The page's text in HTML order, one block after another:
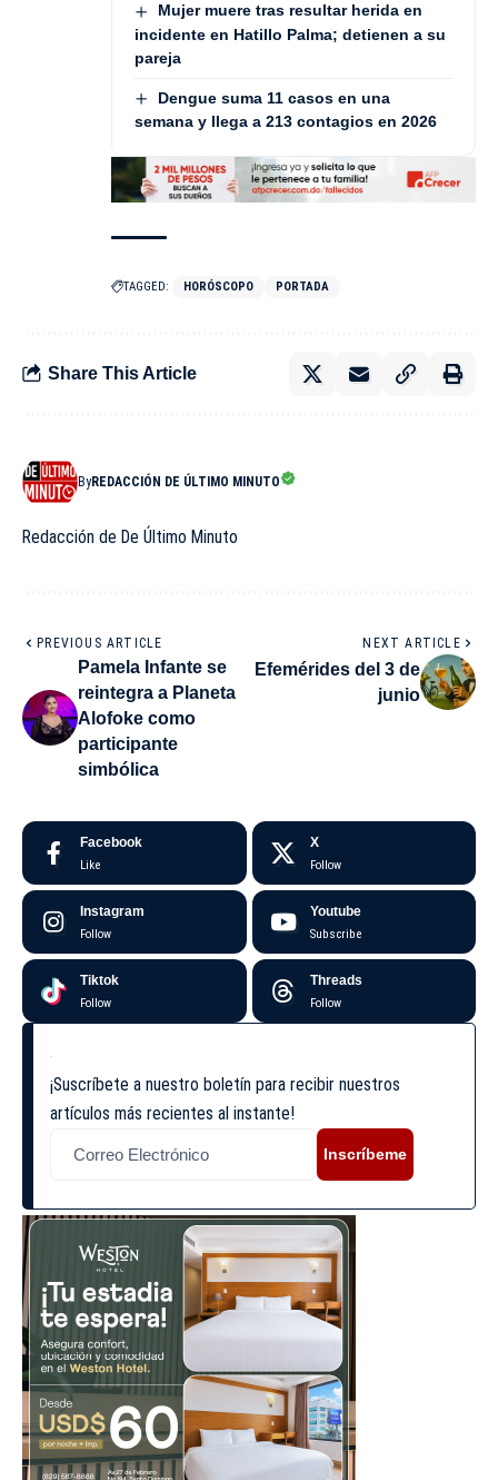
Mujer muere tras resultar herida en
incidente en Hatillo Palma; detienen a su
pareja
Dengue suma 11 casos en una
semana y llega a 213 contagios en 2026
TAGGED: HORÓSCOPO PORTADA
Share This Article
ByREDACCIÓN DE ÚLTIMO MINUTO
Redacción de De Último Minuto
PREVIOUS ARTICLE
Pamela Infante se
reintegra a Planeta
Alofoke como
participante
simbólica
NEXT ARTICLE
Efemérides del 3 de
junio
Facebook
Like
X
Follow
Instagram
Follow
Youtube
Subscribe
Tiktok
Follow
Threads
Follow
¡Suscríbete a nuestro boletín para recibir nuestros
artículos más recientes al instante!
Inscríbeme